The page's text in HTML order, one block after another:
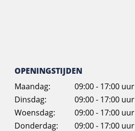
OPENINGSTIJDEN
Maandag:
09:00 - 17:00 uur
Dinsdag:
09:00 - 17:00 uur
Woensdag:
09:00 - 17:00 uur
Donderdag:
09:00 - 17:00 uur